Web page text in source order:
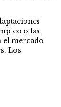
o las
el mercado
Los